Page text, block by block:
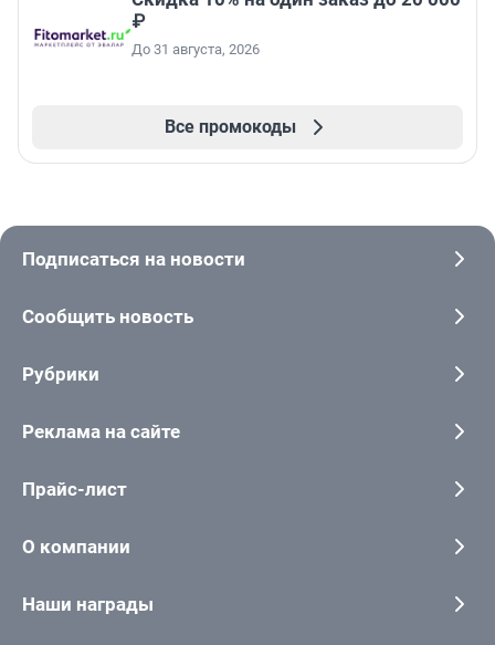
₽
До 31 августа, 2026
Все промокоды
Подписаться на новости
Сообщить новость
Рубрики
Реклама на сайте
Прайс-лист
О компании
Наши награды